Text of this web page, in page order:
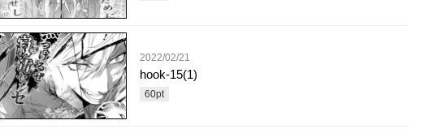
2022/02/21
hook-15(1)
60pt